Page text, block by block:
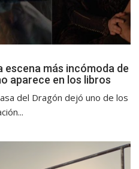
escena más incómoda de
aparece en los libros
del Dragón dejó uno de los